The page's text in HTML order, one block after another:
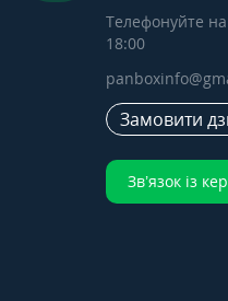
Телефонуйте
18:00
Замовити
Зв’язок із